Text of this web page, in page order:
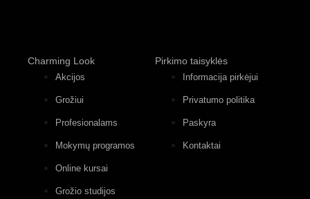
Charming Look
Akcijos
Grožiui
Profesionalams
Mokymų programos
Online kursai
Grožio studijos
Pirkimo taisyklės
Informacija pirkėjui
Privatumo politika
Paskyra
Kontaktai